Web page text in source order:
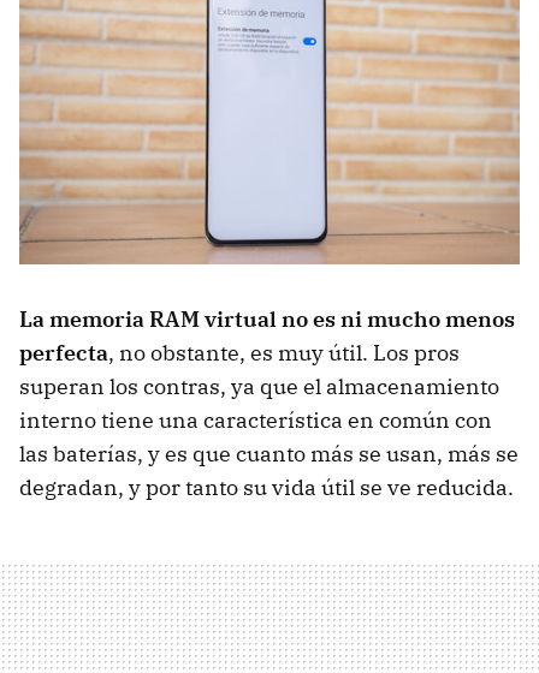
La memoria RAM virtual no es ni mucho menos
perfecta, no obstante, es muy útil. Los pros
superan los contras, ya que el almacenamiento
interno tiene una característica en común con
las baterías, y es que cuanto más se usan, más se
degradan, y por tanto su vida útil se ve reducida.